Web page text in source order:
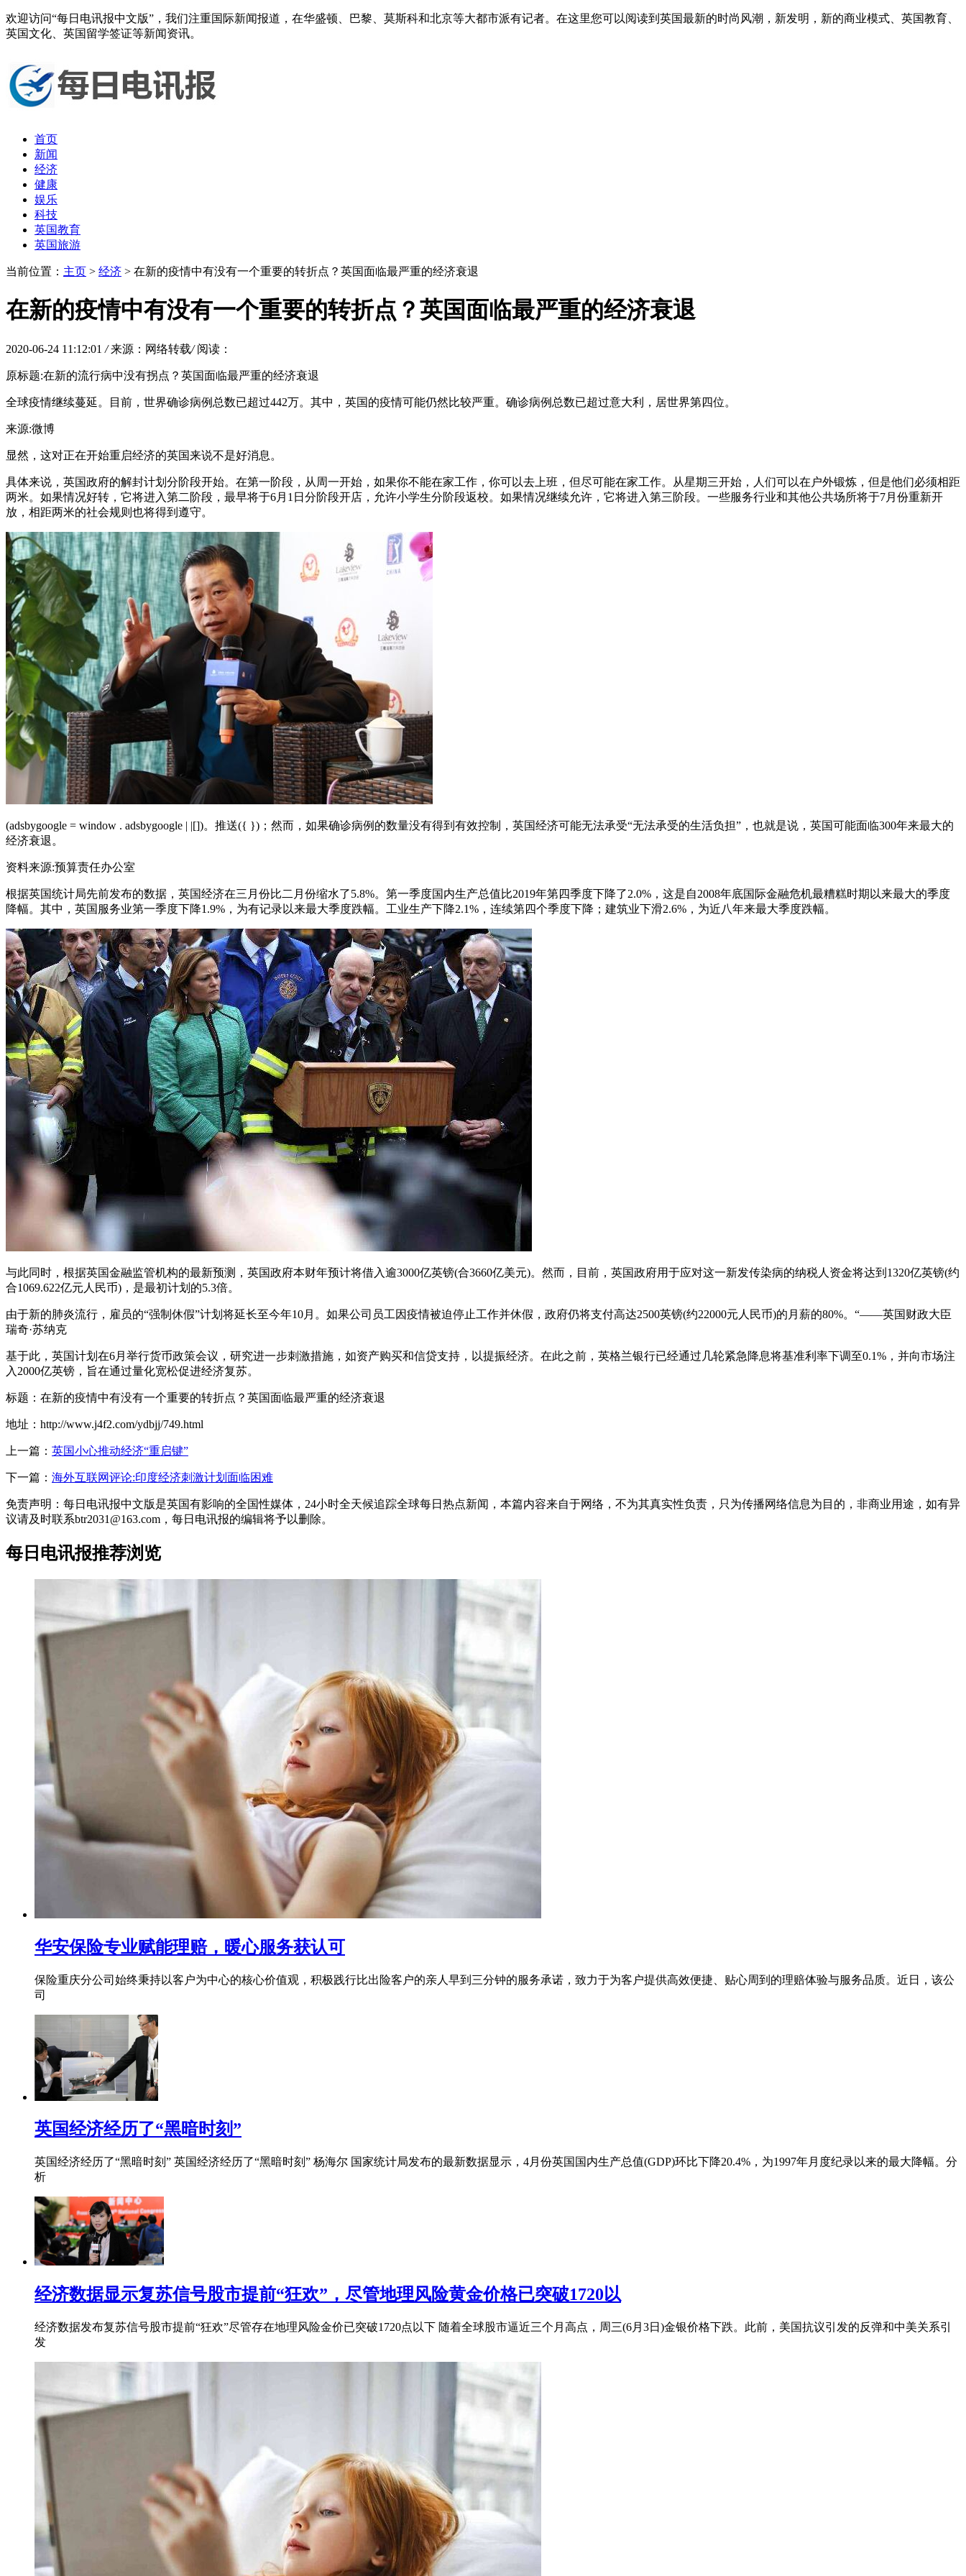
欢迎访问“每日电讯报中文版”，我们注重国际新闻报道，在华盛顿、巴黎、莫斯科和北京等大都市派有记者。在这里您可以阅读到英国最新的时尚风潮，新发明，新的商业模式、英国教育、
英国文化、英国留学签证等新闻资讯。
首页
新闻
经济
健康
娱乐
科技
英国教育
英国旅游
当前位置： 主页 > 经济 > 在新的疫情中有没有一个重要的转折点？英国面临最严重的经济衰退
在新的疫情中有没有一个重要的转折点？英国面临最严重的经济衰退
2020-06-24 11:12:01 / 来源：网络转载/ 阅读：
原标题:在新的流行病中没有拐点？英国面临最严重的经济衰退
全球疫情继续蔓延。目前，世界确诊病例总数已超过442万。其中，英国的疫情可能仍然比较严重。确诊病例总数已超过意大利，居世界第四位。
来源:微博
显然，这对正在开始重启经济的英国来说不是好消息。
具体来说，英国政府的解封计划分阶段开始。在第一阶段，从周一开始，如果你不能在家工作，你可以去上班，但尽可能在家工作。从星期三开始，人们可以在户外锻炼，但是他们必须相距
两米。如果情况好转，它将进入第二阶段，最早将于6月1日分阶段开店，允许小学生分阶段返校。如果情况继续允许，它将进入第三阶段。一些服务行业和其他公共场所将于7月份重新开
放，相距两米的社会规则也将得到遵守。
(adsbygoogle = window . adsbygoogle | |[])。推送({ })；然而，如果确诊病例的数量没有得到有效控制，英国经济可能无法承受“无法承受的生活负担”，也就是说，英国可能面临300年来最大的
经济衰退。
资料来源:预算责任办公室
根据英国统计局先前发布的数据，英国经济在三月份比二月份缩水了5.8%。第一季度国内生产总值比2019年第四季度下降了2.0%，这是自2008年底国际金融危机最糟糕时期以来最大的季度
降幅。其中，英国服务业第一季度下降1.9%，为有记录以来最大季度跌幅。工业生产下降2.1%，连续第四个季度下降；建筑业下滑2.6%，为近八年来最大季度跌幅。
与此同时，根据英国金融监管机构的最新预测，英国政府本财年预计将借入逾3000亿英镑(合3660亿美元)。然而，目前，英国政府用于应对这一新发传染病的纳税人资金将达到1320亿英镑(约
合1069.622亿元人民币)，是最初计划的5.3倍。
由于新的肺炎流行，雇员的“强制休假”计划将延长至今年10月。如果公司员工因疫情被迫停止工作并休假，政府仍将支付高达2500英镑(约22000元人民币)的月薪的80%。“——英国财政大臣
瑞奇·苏纳克
基于此，英国计划在6月举行货币政策会议，研究进一步刺激措施，如资产购买和信贷支持，以提振经济。在此之前，英格兰银行已经通过几轮紧急降息将基准利率下调至0.1%，并向市场注
入2000亿英镑，旨在通过量化宽松促进经济复苏。
标题：在新的疫情中有没有一个重要的转折点？英国面临最严重的经济衰退
地址：http://www.j4f2.com/ydbjj/749.html
上一篇： 英国小心推动经济“重启键”
下一篇： 海外互联网评论:印度经济刺激计划面临困难
免责声明：每日电讯报中文版是英国有影响的全国性媒体，24小时全天候追踪全球每日热点新闻，本篇内容来自于网络，不为其真实性负责，只为传播网络信息为目的，非商业用途，如有异
议请及时联系btr2031@163.com，每日电讯报的编辑将予以删除。
每日电讯报推荐浏览
华安保险专业赋能理赔，暖心服务获认可
保险重庆分公司始终秉持以客户为中心的核心价值观，积极践行比出险客户的亲人早到三分钟的服务承诺，致力于为客户提供高效便捷、贴心周到的理赔体验与服务品质。近日，该公
司
英国经济经历了“黑暗时刻”
英国经济经历了“黑暗时刻” 英国经济经历了“黑暗时刻” 杨海尔 国家统计局发布的最新数据显示，4月份英国国内生产总值(GDP)环比下降20.4%，为1997年月度纪录以来的最大降幅。分
析
经济数据显示复苏信号股市提前“狂欢”，尽管地理风险黄金价格已突破1720以
经济数据发布复苏信号股市提前“狂欢”尽管存在地理风险金价已突破1720点以下 随着全球股市逼近三个月高点，周三(6月3日)金银价格下跌。此前，美国抗议引发的反弹和中美关系引
发